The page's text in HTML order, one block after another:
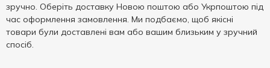
зручно. Оберіть доставку Новою поштою або Укрпоштою під
час оформлення замовлення. Ми подбаємо, щоб якісні
товари були доставлені вам або вашим близьким у зручний
спосіб.